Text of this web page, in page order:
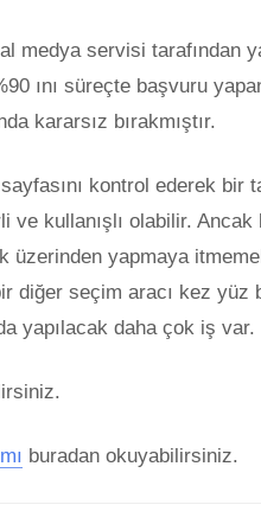
medya servisi tarafından
ını süreçte başvuru
kararsız bırakmıştır.
kontrol ederek bir
kullanışlı olabilir. Ancak
üzerinden yapmaya
diğer seçim aracı kez yüz
yapılacak daha çok iş var.
buradan okuyabilirsiniz.